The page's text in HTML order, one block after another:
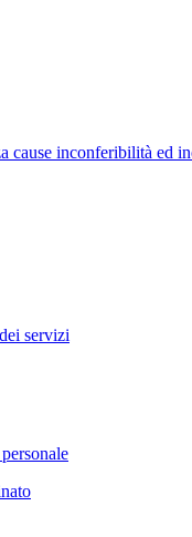
cause inconferibilità ed
servizi